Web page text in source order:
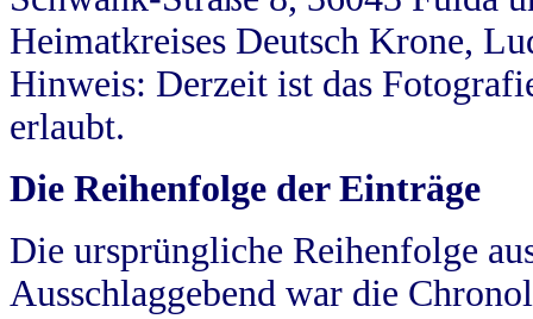
Heimatkreises Deutsch Krone,
Hinweis: Derzeit ist das
erlaubt.
Die Reihenfolge der Einträge
Die ursprüngliche Reihenfolge
Ausschlaggebend war die